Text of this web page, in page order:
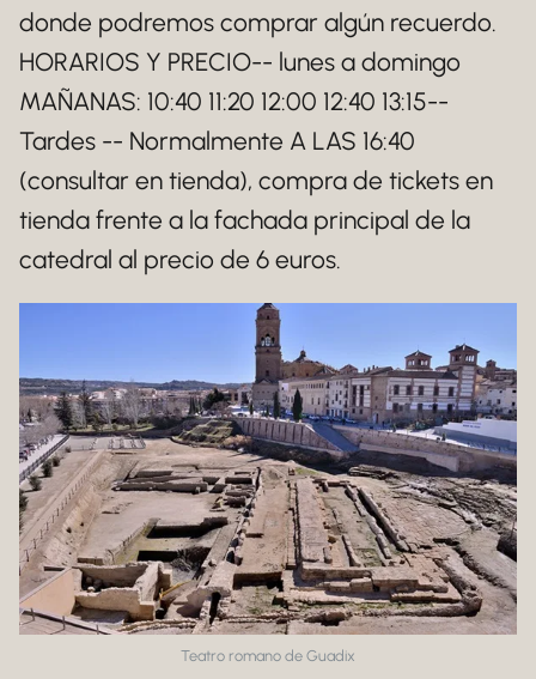
donde podremos comprar algún recuerdo.
HORARIOS Y PRECIO-- lunes a domingo
MAÑANAS: 10:40 11:20 12:00 12:40 13:15--
Tardes -- Normalmente A LAS 16:40
(consultar en tienda), compra de tickets en
tienda frente a la fachada principal de la
catedral al precio de 6 euros.
Teatro romano de Guadix